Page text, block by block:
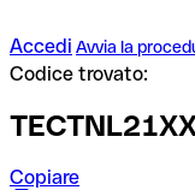
Accedi Avvia la
Codice trovato:
Copiare